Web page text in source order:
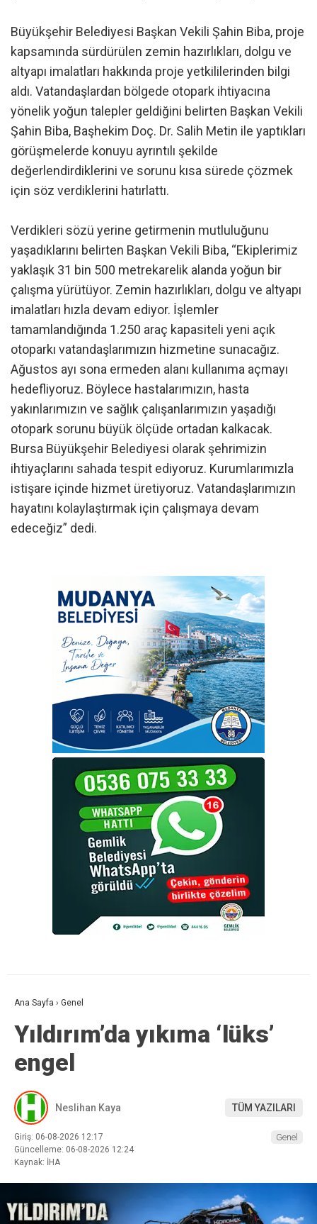
Büyükşehir Belediyesi Başkan Vekili Şahin Biba, proje
kapsamında sürdürülen zemin hazırlıkları, dolgu ve
altyapı imalatları hakkında proje yetkililerinden bilgi
aldı. Vatandaşlardan bölgede otopark ihtiyacına
yönelik yoğun talepler geldiğini belirten Başkan Vekili
Şahin Biba, Başhekim Doç. Dr. Salih Metin ile yaptıkları
görüşmelerde konuyu ayrıntılı şekilde
değerlendirdiklerini ve sorunu kısa sürede çözmek
için söz verdiklerini hatırlattı.
Verdikleri sözü yerine getirmenin mutluluğunu
yaşadıklarını belirten Başkan Vekili Biba, “Ekiplerimiz
yaklaşık 31 bin 500 metrekarelik alanda yoğun bir
çalışma yürütüyor. Zemin hazırlıkları, dolgu ve altyapı
imalatları hızla devam ediyor. İşlemler
tamamlandığında 1.250 araç kapasiteli yeni açık
otoparkı vatandaşlarımızın hizmetine sunacağız.
Ağustos ayı sona ermeden alanı kullanıma açmayı
hedefliyoruz. Böylece hastalarımızın, hasta
yakınlarımızın ve sağlık çalışanlarımızın yaşadığı
otopark sorunu büyük ölçüde ortadan kalkacak.
Bursa Büyükşehir Belediyesi olarak şehrimizin
ihtiyaçlarını sahada tespit ediyoruz. Kurumlarımızla
istişare içinde hizmet üretiyoruz. Vatandaşlarımızın
hayatını kolaylaştırmak için çalışmaya devam
edeceğiz” dedi.
Ana Sayfa › Genel
Yıldırım’da yıkıma ‘lüks’
engel
Neslihan Kaya TÜM YAZILARI
Giriş: 06-08-2026 12:17
Güncelleme: 06-08-2026 12:24
Kaynak: İHA
Genel